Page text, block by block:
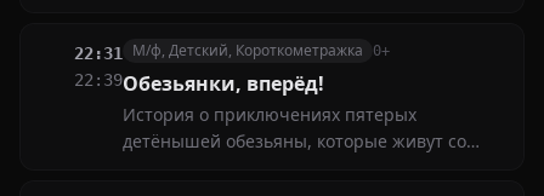
растениям и животным, попавшим в беду
22:31
22:39
М/ф, Детский, Короткометражка 0+
Обезьянки, вперёд!
История о приключениях пятерых
детёнышей обезьяны, которые живут со